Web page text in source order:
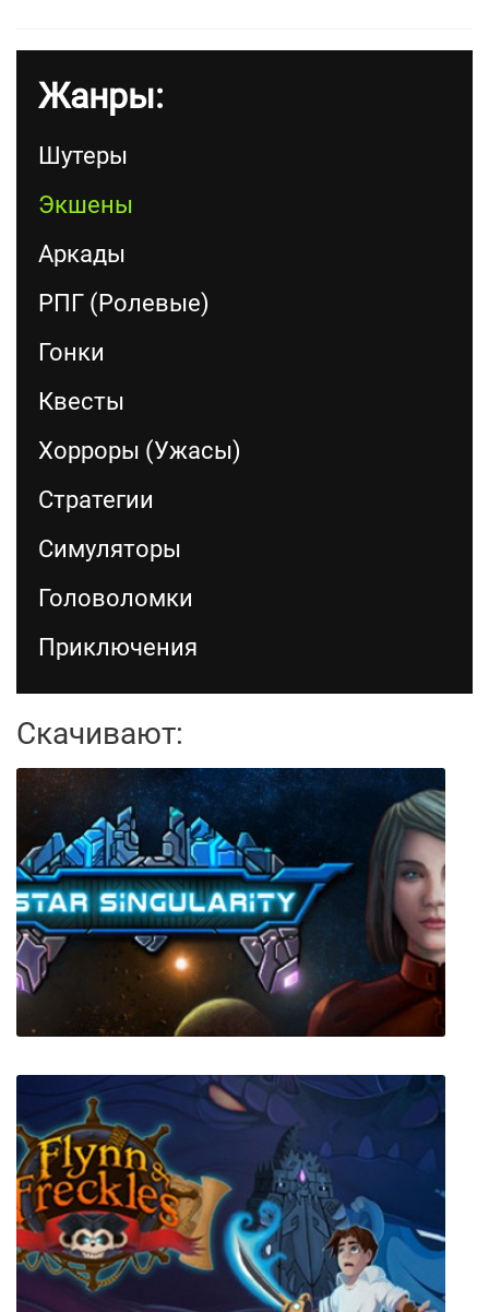
Жанры:
Шутеры
Экшены
Аркады
РПГ (Ролевые)
Гонки
Квесты
Хорроры (Ужасы)
Стратегии
Симуляторы
Головоломки
Приключения
Скачивают:
Star Singularity